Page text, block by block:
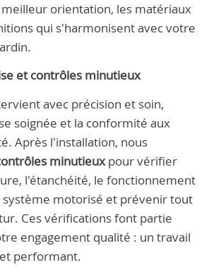
orientation, les matériaux
qui s'harmonisent avec votre
et contrôles minutieux
avec précision et soin,
soignée et la conformité aux
Après l'installation, nous
minutieuxpour vérifier
l'étanchéité, le fonctionnement
système motorisé et prévenir tout
Ces vérifications font partie
engagement qualité : un travail
performant.